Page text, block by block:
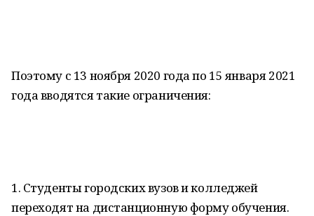
Поэтому с 13 ноября 2020 года по 15 января 2021
года вводятся такие ограничения:
1. Студенты городских вузов и колледжей
переходят на дистанционную форму обучения.